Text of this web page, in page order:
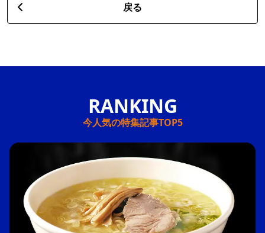
戻る
今人気の特集記事TOP5